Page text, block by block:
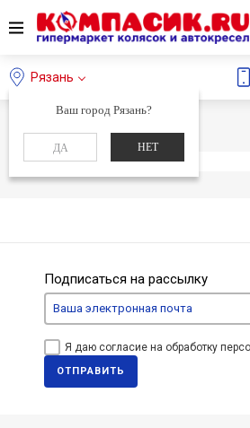
Рязань
Ваш город Рязань?
ДА НЕТ
Главная Каталог
Элемент не найден
Подписаться на рассылку
Я даю согласие на обработку
ОТПРАВИТЬ